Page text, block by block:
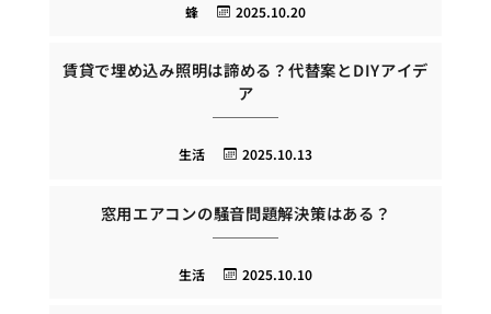
2025.10.20
蜂
賃貸で埋め込み照明は諦める？代替案とDIYアイデ
ア
2025.10.13
生活
窓用エアコンの騒音問題解決策はある？
2025.10.10
生活